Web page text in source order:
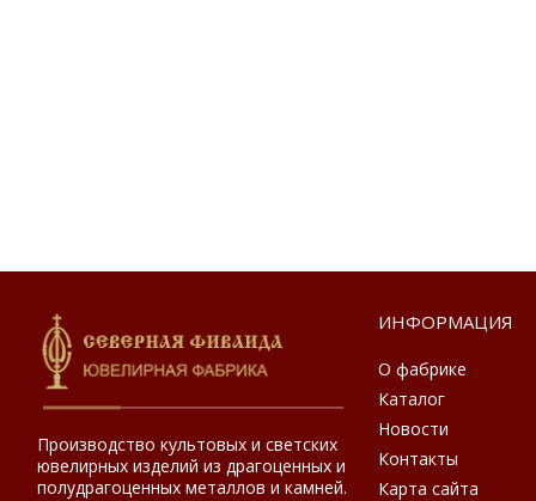
Производство культовых и светских
ювелирных изделий из драгоценных и
полудрагоценных металлов и камней.
ИНФОРМАЦИЯ
О фабрике
Каталог
Новости
Контакты
Карта сайта